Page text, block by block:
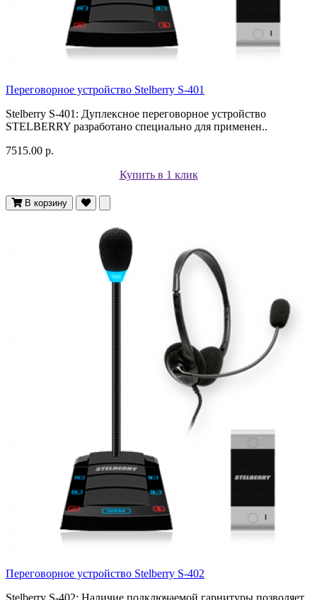
Переговорное устройство Stelberry S-401
Stelberry S-401: Дуплексное переговорное устройство
STELBERRY разработано специально для применен..
7515.00 р.
Купить в 1 клик
В корзину
Переговорное устройство Stelberry S-402